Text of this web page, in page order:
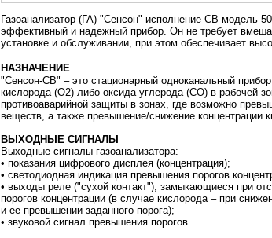
Газоанализатор (ГА) "Сенсон" исполнение СВ модель
эффективный и надежный прибор. Он не требует
установке и обслуживании, при этом обеспечивает
НАЗНАЧЕНИЕ
"Сенсон-СВ" – это стационарный одноканальный
кислорода (O2) либо оксида углерода (СО) в рабочей
противоаварийной защиты в зонах, где возможно
веществ, а также превышение/снижение концентрации
ВЫХОДНЫЕ СИГНАЛЫ
Выходные сигналы газоанализатора:
• показания цифрового дисплея (концентрация);
• светодиодная индикация превышения порогов
• выходы реле ("сухой контакт"), замыкающиеся при
порогов концентрации (в случае кислорода – при
и ее превышении заданного порога);
• звуковой сигнал превышения порогов.